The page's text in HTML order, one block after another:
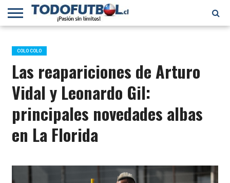
PRIMERA
B
SELECCIÓN
CHILENA
CHILENOS
EN EL
MUNDO
FÚTBOL
INTERNACIONAL
COLO COLO
Las reapariciones de Arturo
Vidal y Leonardo Gil:
principales novedades albas
en La Florida